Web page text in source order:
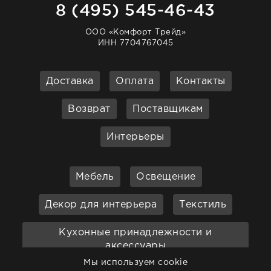
8 (495) 545-46-43
ООО «Комфорт Трейд»
ИНН 7704767045
Доставка Оплата Контакты
Возврат Поставщикам
Интерьеры
Мебель Освещение
Декор для интерьера Текстиль
Кухонные принадлежности и
аксессуары
Мы используем cookie